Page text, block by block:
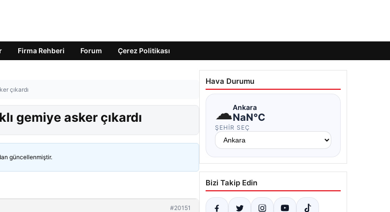
Firma Rehberi Forum Çerez Politikası
çıkardı
gemiye asker çıkardı
güncellenmiştir.
#20151
Hava Durumu
☁Ankara
NaN°C
ŞEHIR SEÇ
Bizi Takip Edin